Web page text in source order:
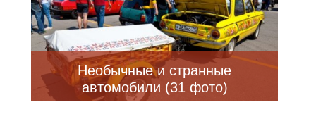
Необычные и странные
автомобили (31 фото)